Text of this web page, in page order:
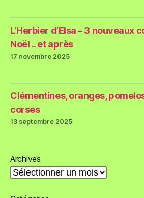
L’Herbier d’Elsa – 3 nouveaux
Noël .. et après
17 novembre 2025
Clémentines, oranges,
corses
13 septembre 2025
Archives